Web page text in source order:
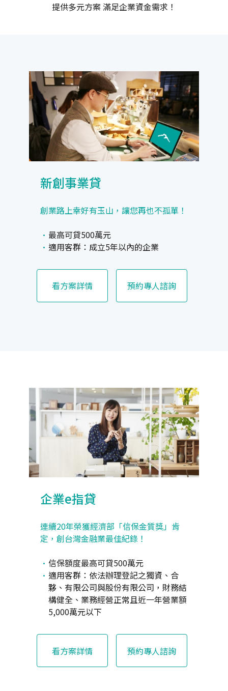
提供多元方案 滿足企業資金需求！
新創事業貸
創業路上幸好有玉山，讓您再也不孤單！
最高可貸500萬元
適用客群：成立5年以內的企業
看方案詳情 預約專人諮詢
企業e指貸
連續20年榮獲經濟部「信保金質獎」肯
定，創台灣金融業最佳紀錄！
信保額度最高可貸500萬元
適用客群：依法辦理登記之獨資、合
夥、有限公司與股份有限公司，財務結
構健全、業務經營正常且近一年營業額
5,000萬元以下
看方案詳情 預約專人諮詢